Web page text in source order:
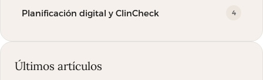
Planificación digital y ClinCheck 4
Últimos artículos